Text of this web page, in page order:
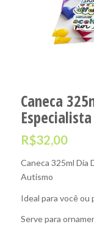
Caneca
R$32,00
Caneca 325ml Dia
Autismo
Ideal para você ou
Serve para